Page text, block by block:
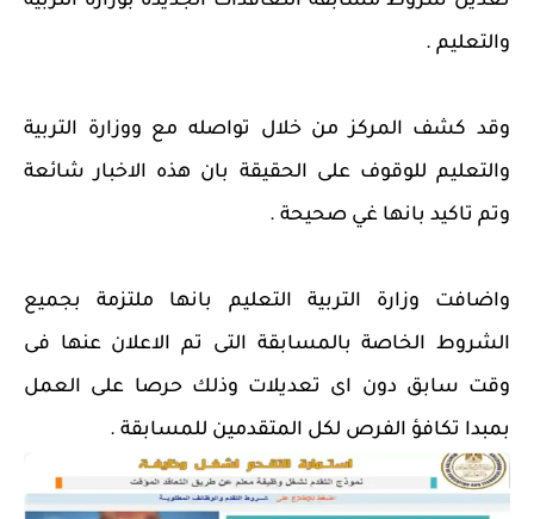
والتعليم .
وقد كشف المركز من خلال تواصله مع ووزارة التربية
والتعليم للوقوف على الحقيقة بان هذه الاخبار شائعة
وتم تاكيد بانها غي صحيحة .
واضافت وزارة التربية التعليم بانها ملتزمة بجميع
الشروط الخاصة بالمسابقة التى تم الاعلان عنها فى
وقت سابق دون اى تعديلات وذلك حرصا على العمل
بمبدا تكافؤ الفرص لكل المتقدمين للمسابقة .